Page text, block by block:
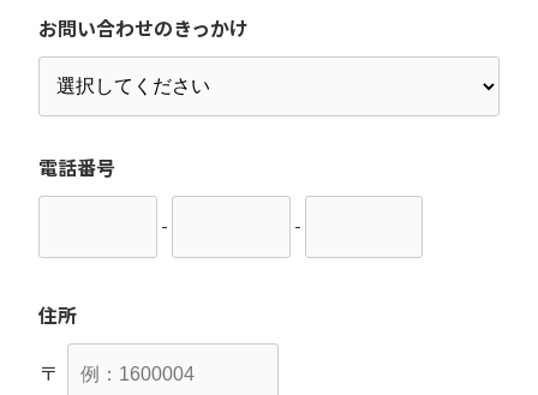
お問い合わせのきっかけ
電話番号
- -
住所
〒